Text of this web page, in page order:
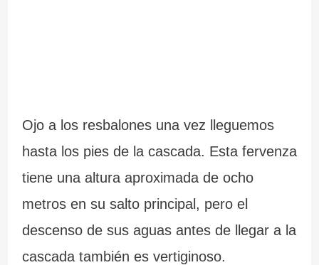
Ojo a los resbalones una vez lleguemos
hasta los pies de la cascada. Esta fervenza
tiene una altura aproximada de ocho
metros en su salto principal, pero el
descenso de sus aguas antes de llegar a la
cascada también es vertiginoso.